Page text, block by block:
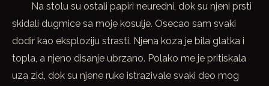
Na stolu su ostali papiri neuredni, dok su njeni prsti
skidali dugmice sa moje kosulje. Osecao sam svaki
dodir kao eksploziju strasti. Njena koza je bila glatka i
topla, a njeno disanje ubrzano. Polako me je pritiskala
uza zid, dok su njene ruke istrazivale svaki deo mog